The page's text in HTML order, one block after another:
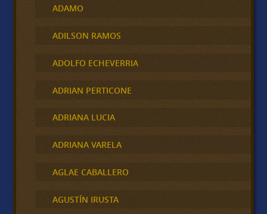
ADAMO
ADILSON RAMOS
ADOLFO ECHEVERRIA
ADRIAN PERTICONE
ADRIANA LUCIA
ADRIANA VARELA
AGLAE CABALLERO
AGUSTÍN IRUSTA